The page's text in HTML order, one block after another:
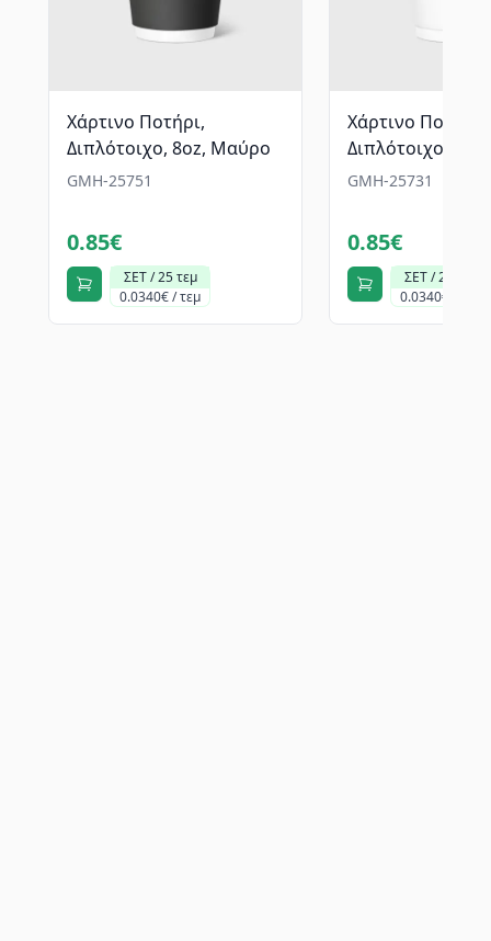
Χάρτινο Ποτήρι,
Διπλότοιχο, 8oz, Μαύρο
GMH-25751
0.85€
ΣΕΤ / 25 τεμ
0.0340€ / τεμ
Χάρτινο Ποτήρι,
Διπλότοιχο,
GMH-25731
0.85€
ΣΕΤ / 25 τεμ
0.0340€ / τεμ